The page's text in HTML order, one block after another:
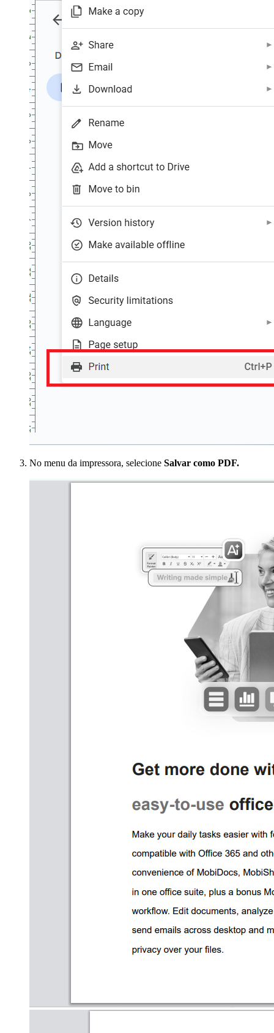
No menu da impressora, selecione Salvar como PDF.